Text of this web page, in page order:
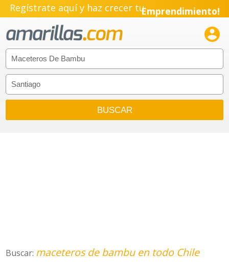
Regístrate aquí y haz crecer tuEmprendimiento!

Buscar: maceteros de bambu en todo Chile